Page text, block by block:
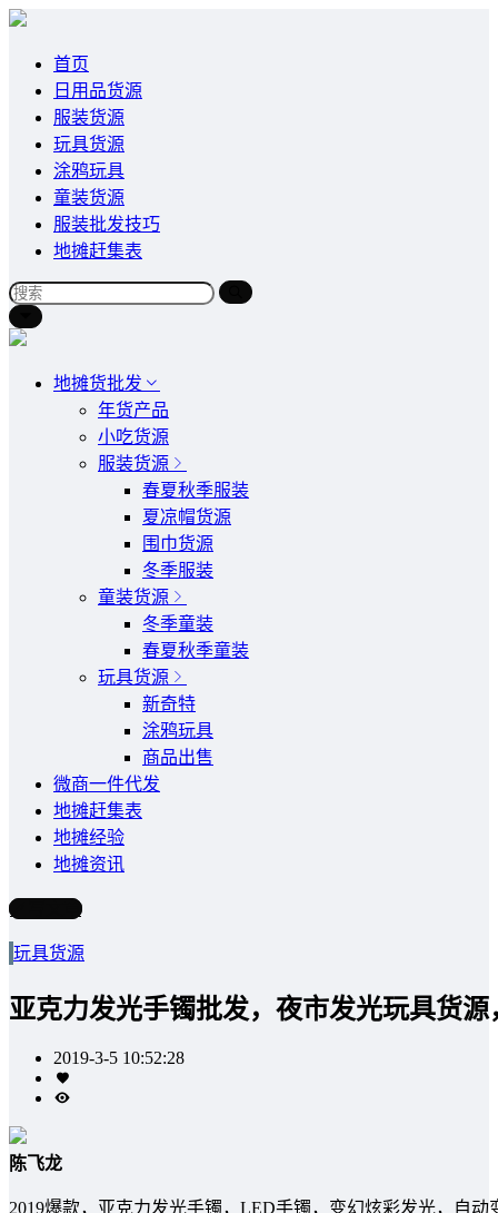
首页
日用品货源
服装货源
玩具货源
涂鸦玩具
童装货源
服装批发技巧
地摊赶集表
地摊货批发
年货产品
小吃货源
服装货源
春夏秋季服装
夏凉帽货源
围巾货源
冬季服装
童装货源
冬季童装
春夏秋季童装
玩具货源
新奇特
涂鸦玩具
商品出售
微商一件代发
地摊赶集表
地摊经验
地摊资讯
写文章
玩具货源
亚克力发光手镯批发，夜市发光玩具货
2019-3-5 10:52:28
陈飞龙
2019爆款，亚克力发光手镯，LED手镯，变幻炫彩发光，自